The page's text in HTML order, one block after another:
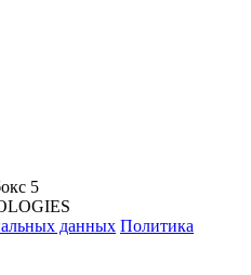
5
данных Политика